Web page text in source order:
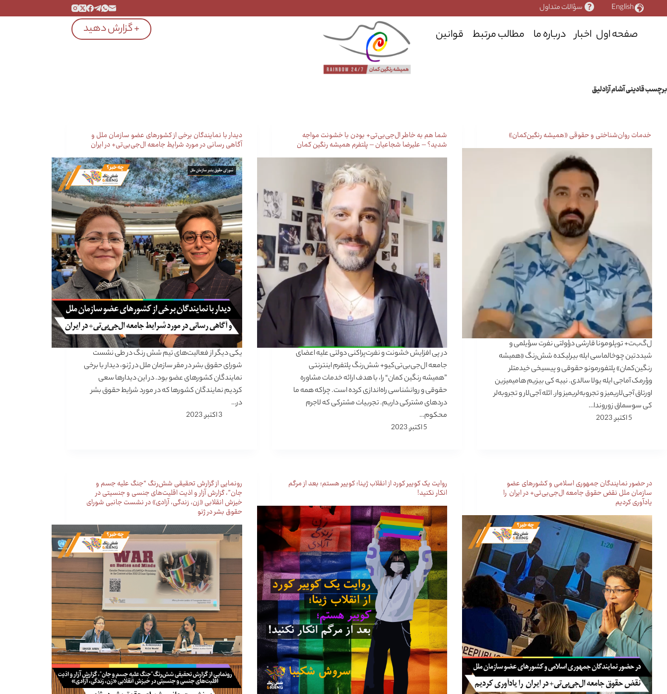
به
English سؤالات متداول
صفحه اول اخبار درباره ما مطالب مرتبط قوانین + گزارش دهید
برچسبقادینی آشام آزادلیق
خدمات روان‌شناختی و حقوقی «همیشه رنگین‌کمان»
ل‌گ‌ب‌ت+ توپلومونا قارشی دؤولتی نفرت سؤیلمی و
شیددتین چوخالماسی ایله بیرلیکده شش‌رنگ «همیشه
رنگین‌کمان» پلتفورمونو حقوقی و پیسیخی خیدمتلر
وؤرمک آماجی ایله یولا سالدی. نییه کی بیزیم هامیمیزین
اورتاق آجی‌لاریمیز و تجروبه‌لریمیز وار. ائله آجی‌لار و تجروبه‌لر
کی سوسماق زوروندا…
5 اکتبر, 2023
شما هم به خاطر ال‌جی‌بی‌تی+ بودن با خشونت مواجه
شدید؟ – علیرضا شجاعیان – پلتفرم همیشه رنگین کمان
در پی افزایش خشونت و نفرت‌پراکنی دولتی علیه اعضای
جامعه ال‌جی‌بی‌تی‌کیو+ شش‌رنگ پلتفرم اینترنتی
”همیشه رنگین کمان“ را، با هدف ارائه خدمات مشاوره
حقوقی و روانشناسی راه‌اندازی کرده است. چراکه همه ما
دردهای مشترکی داریم. تجربیات مشترکی که لاجرم
محکوم…
5 اکتبر, 2023
دیدار با نمایندگان برخی از کشورهای عضو سازمان ملل و
آگاهی رسانی در مورد شرایط جامعه ال‌جی‌بی‌تی+ در ایران
یکی دیگر از فعالیت‌های تیم شش رنگ در طی نشست
شورای حقوق بشر در مقر سازمان ملل در ژنو، دیدار با برخی
نمایندگان کشورهای عضو بود. در این دیدارها سعی
کردیم نمایندگان کشورها که در مورد شرایط حقوق بشر
در…
3 اکتبر, 2023
در حضور نمایندگان جمهوری اسلامی و کشورهای عضو
سازمان ملل نقض حقوق جامعه ال‌جی‌بی‌تی+ در ایران را
یادآوری کردیم
روایت یک کوییر کورد از انقلاب ژینا؛ کوییر هستم؛ بعد از مرگم
انکار نکنید!
رونمایی از گزارش تحقیقی شش‌رنگ “جنگ علیه جسم و
جان”، گزارش آزار و اذیت اقلیت‌های جنسی و جنسیتی در
خیزش انقلابی «زن، زندگی، آزادی» در نشست جانبی شورای
حقوق بشر در ژنو